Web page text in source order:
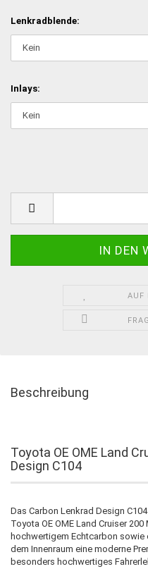
Lenkradblende:
Inlays:
AUF
Beschreibung
Toyota OE OME Land
Design C104
Das Carbon Lenkrad Design
Toyota OE OME Land Cruiser
hochwertigem Echtcarbon sowie
dem Innenraum eine moderne
besonders hochwertiges